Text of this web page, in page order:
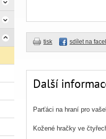
tisk sdílet na
Další
Parťáci na hraní pro
Kožené hračky ve